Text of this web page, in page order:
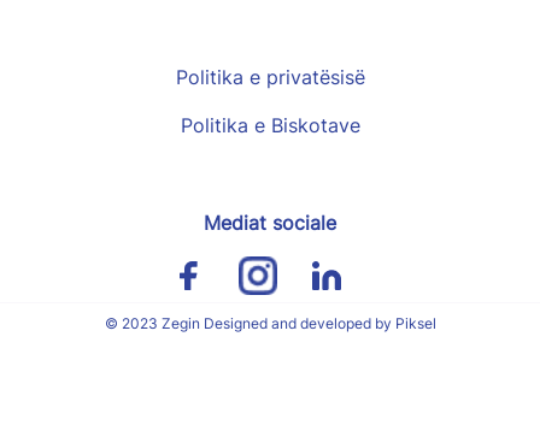
Politika e privatësisë
Politika e Biskotave
Mediat sociale
© 2023 Zegin Designed and developed by Piksel